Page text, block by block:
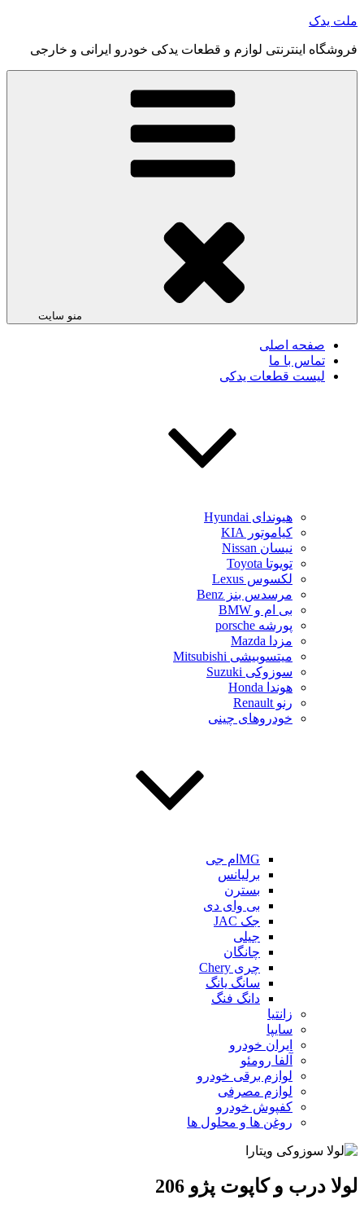
رفتن
محتوا
ملت یدک
فروشگاه اینترنتی لوازم و قطعات یدکی خودرو ایرانی و خارجی
منو سایت
صفحه اصلی
تماس با ما
لیست قطعات یدکی
هیوندای Hyundai
کیاموتور KIA
نیسان Nissan
تویوتا Toyota
لکسوس Lexus
مرسدس بنز Benz
بی ام و BMW
پورشه porsche
مزدا Mazda
میتسوبیشی Mitsubishi
سوزوکی Suzuki
هوندا Honda
رنو Renault
خودروهای چینی
MGام جی
برلیانس
بسترن
بی وای دی
جک JAC
جیلی
چانگان
چری Chery
سانگ یانگ
دانگ فنگ
زانتیا
سایپا
ایران خودرو
آلفا رومئو
لوازم برقی خودرو
لوازم مصرفی
کفپوش خودرو
روغن ها و محلول ها
لولا درب و کاپوت پژو 206